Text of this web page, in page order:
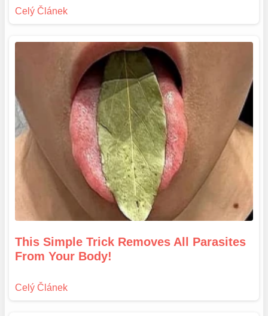
This Simple Trick Removes All Parasites
From Your Body!